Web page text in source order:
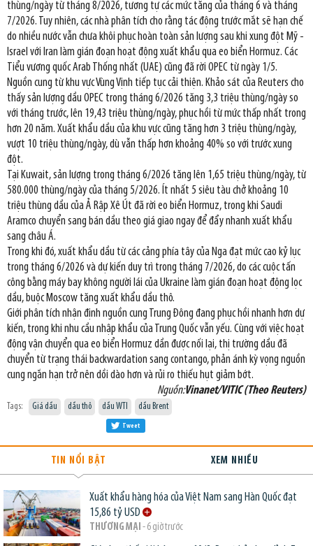
thùng/ngày từ tháng 8/2026, tương tự các mức tăng của tháng 6 và tháng
7/2026. Tuy nhiên, các nhà phân tích cho rằng tác động trước mắt sẽ hạn chế
do nhiều nước vẫn chưa khôi phục hoàn toàn sản lượng sau khi xung đột Mỹ -
Israel với Iran làm gián đoạn hoạt động xuất khẩu qua eo biển Hormuz. Các
Tiểu vương quốc Arab Thống nhất (UAE) cũng đã rời OPEC từ ngày 1/5.
Nguồn cung từ khu vực Vùng Vịnh tiếp tục cải thiện. Khảo sát của Reuters cho
thấy sản lượng dầu OPEC trong tháng 6/2026 tăng 3,3 triệu thùng/ngày so
với tháng trước, lên 19,43 triệu thùng/ngày, phục hồi từ mức thấp nhất trong
hơn 20 năm. Xuất khẩu dầu của khu vực cũng tăng hơn 3 triệu thùng/ngày,
vượt 10 triệu thùng/ngày, dù vẫn thấp hơn khoảng 40% so với trước xung
đột.
Tại Kuwait, sản lượng trong tháng 6/2026 tăng lên 1,65 triệu thùng/ngày, từ
580.000 thùng/ngày của tháng 5/2026. Ít nhất 5 siêu tàu chở khoảng 10
triệu thùng dầu của Ả Rập Xê Út đã rời eo biển Hormuz, trong khi Saudi
Aramco chuyển sang bán dầu theo giá giao ngay để đẩy nhanh xuất khẩu
sang châu Á.
Trong khi đó, xuất khẩu dầu từ các cảng phía tây của Nga đạt mức cao kỷ lục
trong tháng 6/2026 và dự kiến duy trì trong tháng 7/2026, do các cuộc tấn
công bằng máy bay không người lái của Ukraine làm gián đoạn hoạt động lọc
dầu, buộc Moscow tăng xuất khẩu dầu thô.
Giới phân tích nhận định nguồn cung Trung Đông đang phục hồi nhanh hơn dự
kiến, trong khi nhu cầu nhập khẩu của Trung Quốc vẫn yếu. Cùng với việc hoạt
động vận chuyển qua eo biển Hormuz dần được nối lại, thị trường dầu đã
chuyển từ trạng thái backwardation sang contango, phản ánh kỳ vọng nguồn
cung ngắn hạn trở nên dồi dào hơn và rủi ro thiếu hụt giảm bớt.
Nguồn:Vinanet/VITIC (Theo Reuters)
Tags: Giá dầu dầu thô dầu WTI dầu Brent
Tweet
TIN NỔI BẬT XEM NHIỀU
Xuất khẩu hàng hóa của Việt Nam sang Hàn Quốc đạt
15,86 tỷ USD
THƯƠNG MẠI - 6 giờ trước